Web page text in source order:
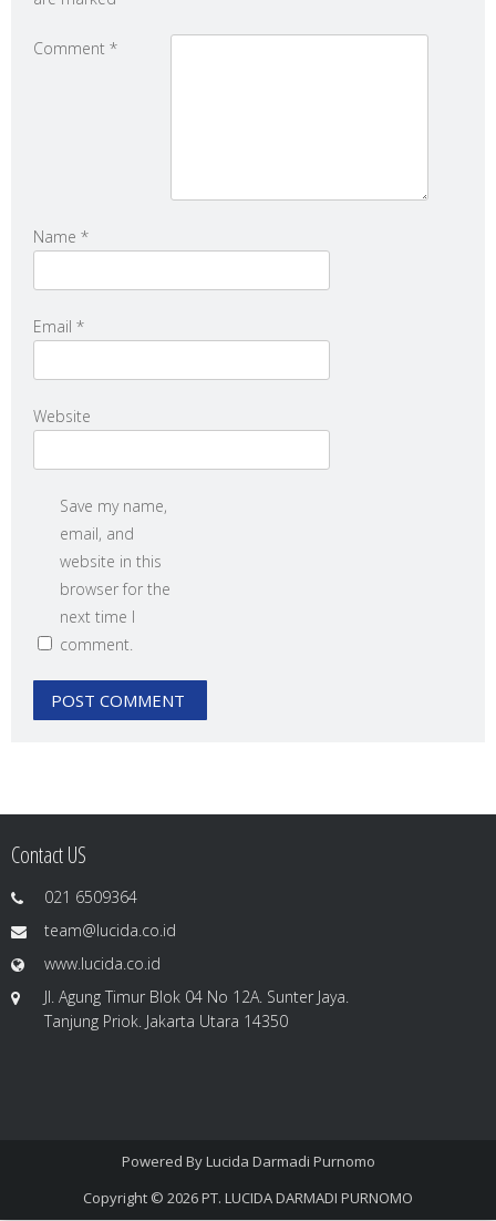
Comment *
Name *
Email *
Website
Save my name,
email, and
website in this
browser for the
next time I
comment.
Contact US
021 6509364
team@lucida.co.id
www.lucida.co.id
Jl. Agung Timur Blok 04 No 12A. Sunter Jaya.
Tanjung Priok. Jakarta Utara 14350
Powered ByLucida Darmadi Purnomo
Copyright © 2026PT. LUCIDA DARMADI PURNOMO